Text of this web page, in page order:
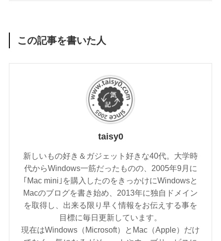
この記事を書いた人
taisy0
新しいもの好き＆ガジェット好きな40代。大学時
代からWindows一筋だったものの、2005年9月に
｢Mac mini｣を購入したのをきっかけにWindowsと
Macのブログを書き始め、2013年に独自ドメイン
を取得し、出来る限り早く情報をお伝えする事を
目標に毎日更新しています。
現在はWindows（Microsoft）とMac（Apple）だけ